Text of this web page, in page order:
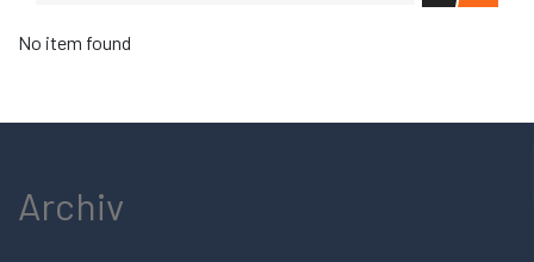
No item found
Archiv